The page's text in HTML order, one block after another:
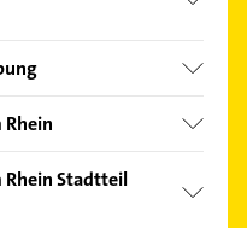
Rhein
Rhein Stadtteil